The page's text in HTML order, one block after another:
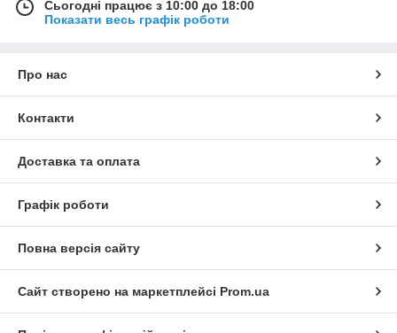
Сьогодні працює з 10:00 до 18:00
Показати весь графік роботи
Про нас
Контакти
Доставка та оплата
Графік роботи
Повна версія сайту
Сайт створено на маркетплейсі Prom.ua